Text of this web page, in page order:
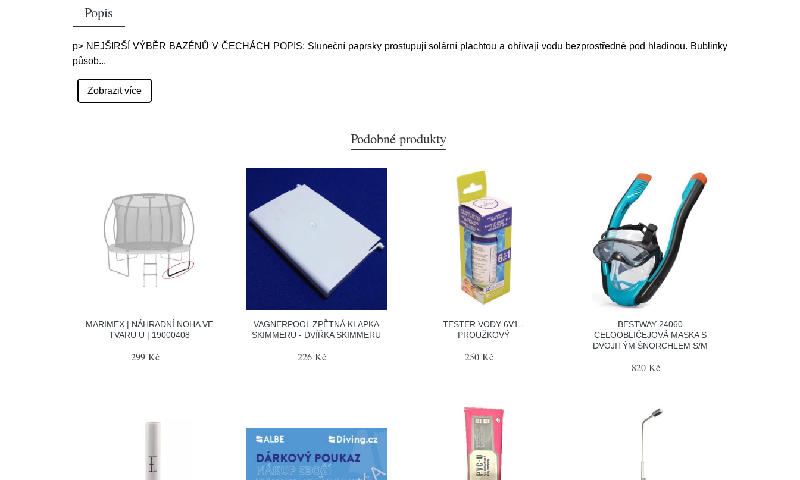
Popis
p> NEJŠIRŠÍ VÝBĚR BAZÉNŮ V ČECHÁCH POPIS: Sluneční paprsky prostupují solární plachtou a ohřívají vodu bezprostředně pod hladinou. Bublinky
působ...
Zobrazit více
Podobné produkty
MARIMEX | NÁHRADNÍ NOHA VE
TVARU U | 19000408
299 Kč
VAGNERPOOL ZPĚTNÁ KLAPKA
SKIMMERU - DVÍŘKA SKIMMERU
226 Kč
TESTER VODY 6V1 -
PROUŽKOVÝ
250 Kč
BESTWAY 24060
CELOOBLIČEJOVÁ MASKA S
DVOJITÝM ŠNORCHLEM S/M
820 Kč